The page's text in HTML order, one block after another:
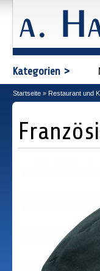
Kategorien >
Startseite » Restaurant und